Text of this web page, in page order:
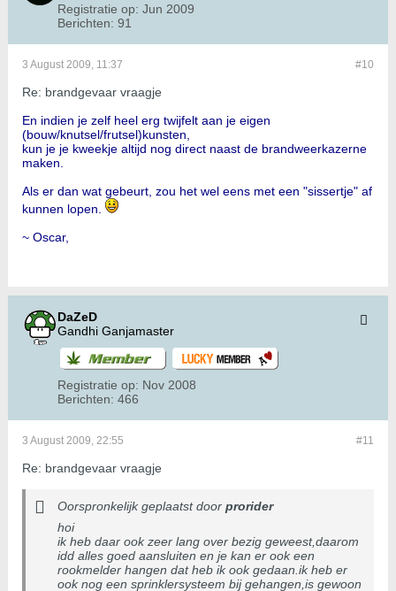
Registratie op: Jun 2009
Berichten: 91
#10
3 August 2009, 11:37
Re: brandgevaar vraagje
En indien je zelf heel erg twijfelt aan je eigen
(bouw/knutsel/frutsel)kunsten,
kun je je kweekje altijd nog direct naast de brandweerkazerne
maken.
Als er dan wat gebeurt, zou het wel eens met een "sissertje" af
kunnen lopen.
~ Oscar,
DaZeD
Gandhi Ganjamaster
Registratie op: Nov 2008
Berichten: 466
#11
3 August 2009, 22:55
Re: brandgevaar vraagje
Oorspronkelijk geplaatst door prorider
hoi
ik heb daar ook zeer lang over bezig geweest,daarom
idd alles goed aansluiten en je kan er ook een
rookmelder hangen dat heb ik ook gedaan.ik heb er
ook nog een sprinklersysteem bij gehangen,is gewoon